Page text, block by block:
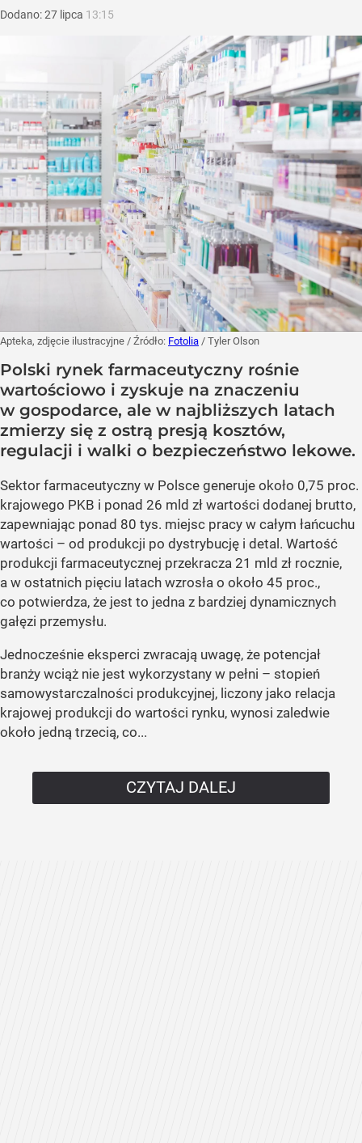
Dodano:27 lipca 13:15
Apteka, zdjęcie ilustracyjne / Źródło: Fotolia / Tyler Olson
Polski rynek farmaceutyczny rośnie
wartościowo i zyskuje na znaczeniu
w gospodarce, ale w najbliższych latach
zmierzy się z ostrą presją kosztów,
regulacji i walki o bezpieczeństwo lekowe.
Sektor farmaceutyczny w Polsce generuje około 0,75 proc.
krajowego PKB i ponad 26 mld zł wartości dodanej brutto,
zapewniając ponad 80 tys. miejsc pracy w całym łańcuchu
wartości – od produkcji po dystrybucję i detal. Wartość
produkcji farmaceutycznej przekracza 21 mld zł rocznie,
a w ostatnich pięciu latach wzrosła o około 45 proc.,
co potwierdza, że jest to jedna z bardziej dynamicznych
gałęzi przemysłu.
Jednocześnie eksperci zwracają uwagę, że potencjał
branży wciąż nie jest wykorzystany w pełni – stopień
samowystarczalności produkcyjnej, liczony jako relacja
krajowej produkcji do wartości rynku, wynosi zaledwie
około jedną trzecią, co...
CZYTAJ DALEJ